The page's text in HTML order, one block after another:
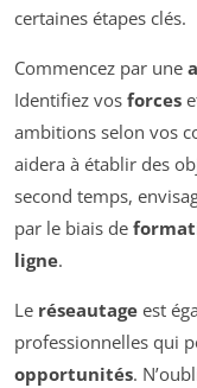
certaines étapes clés.
Commencez par une
Identifiez vos forces
ambitions selon vos
aidera à établir des
second temps,
par le biais de
ligne.
Le réseautage est
professionnelles qui
opportunités.